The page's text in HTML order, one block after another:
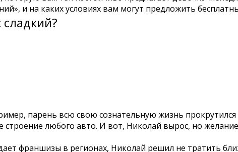
и на каких условиях вам могут предложить
парень всю свою сознательную жизнь
строение любого авто. И вот, Николай вырос, но
франшизы в регионах, Николай решил не тратить